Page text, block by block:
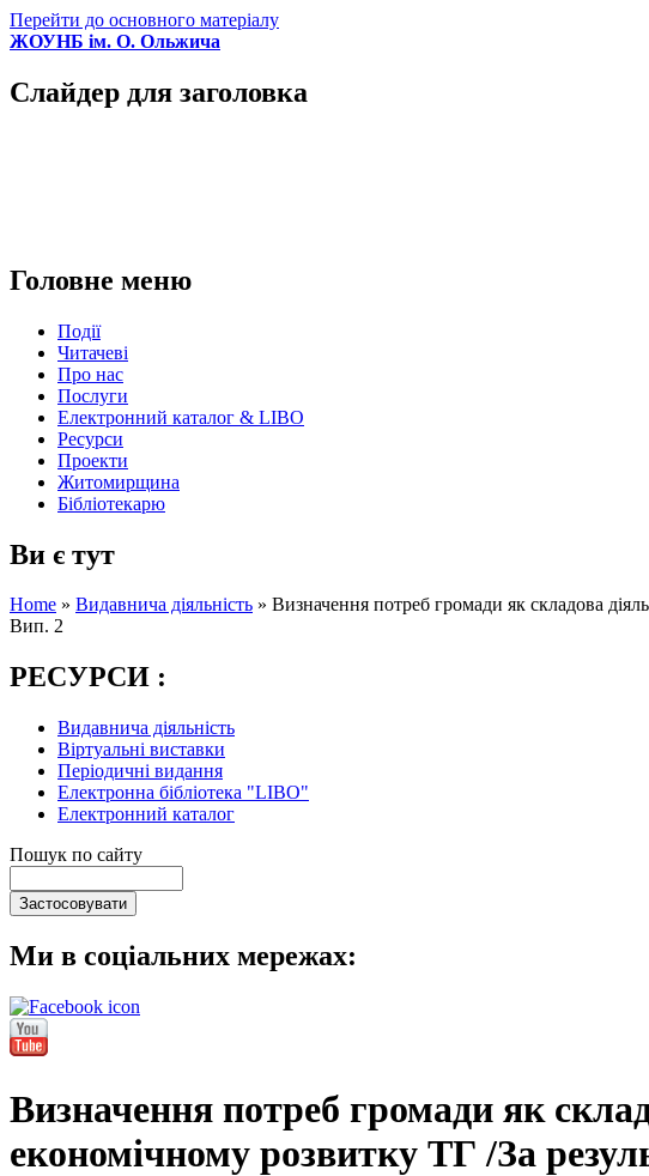
Перейти до основного матеріалу
ЖОУНБ ім. О. Ольжича
Слайдер для заголовка
Головне меню
Події
Читачеві
Про нас
Послуги
Електронний каталог & LIBO
Ресурси
Проекти
Житомирщина
Бібліотекарю
Ви є тут
Home » Видавнича діяльність » Визначення потреб громади як складова
Вип. 2
РЕСУРСИ :
Видавнича діяльність
Віртуальні виставки
Періодичні видання
Електронна бібліотека "LIBO"
Електронний каталог
Пошук по сайту
Ми в соціальних мережах:
Визначення потреб громади як
економічному розвитку ТГ /За